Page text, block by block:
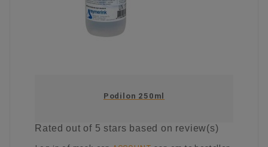
Podilon 250ml
Ratedout of 5 stars based on review(s)